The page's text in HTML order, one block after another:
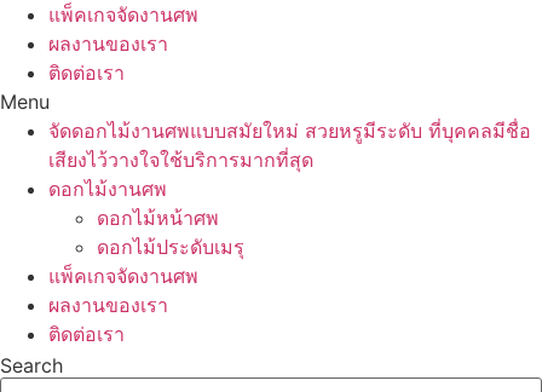
แพ็คเกจจัดงานศพ
ผลงานของเรา
ติดต่อเรา
Menu
จัดดอกไม้งานศพแบบสมัยใหม่ สวยหรูมีระดับ ที่บุคคลมีชื่อ
เสียงไว้วางใจใช้บริการมากที่สุด
ดอกไม้งานศพ
ดอกไม้หน้าศพ
ดอกไม้ประดับเมรุ
แพ็คเกจจัดงานศพ
ผลงานของเรา
ติดต่อเรา
Search